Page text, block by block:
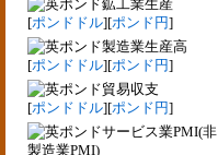
鉱工業生産
[ポンドドル][ポンド円]
製造業生産高
[ポンドドル][ポンド円]
貿易収支
[ポンドドル][ポンド円]
サービス業PMI(非
製造業PMI)